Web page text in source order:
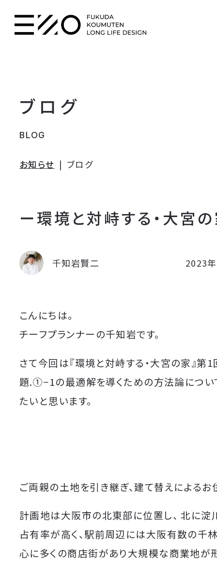
ブログ
BLOG
お知らせ ブログ
ー環境と対峙する・大宮
2023
千知岩賢二
こんにちは。
チーフプランナーの千知岩です。
さて今回は『環境と対峙する・大宮の家』第1
題.①−1の最適解を導くための方法論につい
たいと思います。
ご両親の土地を引き継ぎ、建て替えによるお
計画地は大阪市の北東部に位置し、 北に淀
占有率が高く、駅前周辺には大阪有数の千
心に多くの商店街があり大規模な商業地が